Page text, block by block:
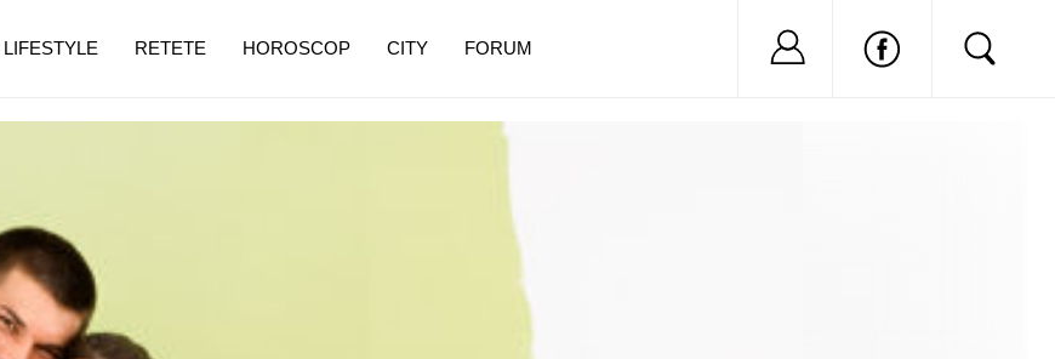
LIFESTYLE RETETE HOROSCOP CITY FORUM Nu ai cont?
vârstă
de dureroasă este investigația